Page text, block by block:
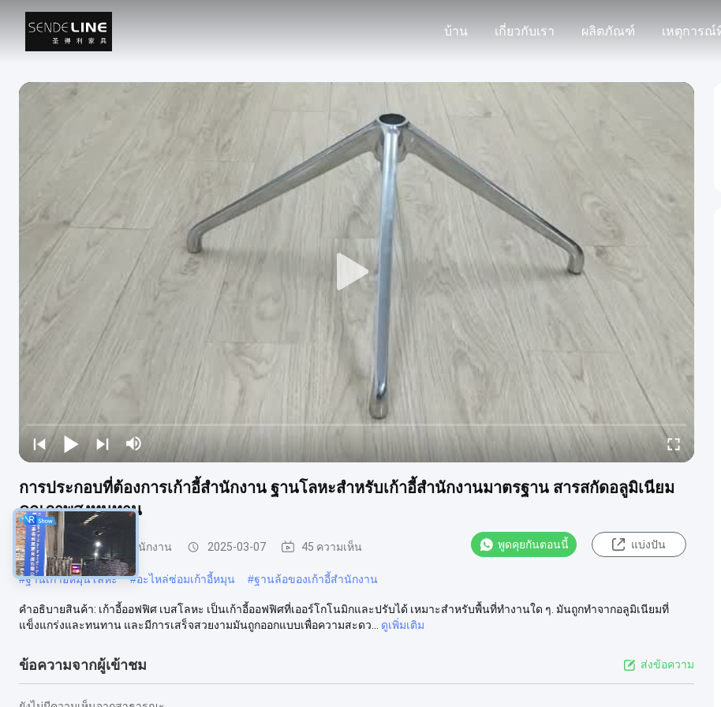
บ้าน เกี่ยวกับเรา ผลิตภัณฑ์
การประกอบที่ต้องการเก้าอี้สํานักงาน ฐานโลหะสําหรับเก้าอี้สํานักงานมาตรฐาน สารสกัดอลูมิเนียม
คุณภาพสูงทนทาน
ฐานโลหะของเก้าอี้สํานักงาน 2025-03-07 45 ความเห็น พูดคุยกันตอนนี้ แบ่งปัน
#ฐานเก้าอี้หมุนโลหะ #อะไหล่ซ่อมเก้าอี้หมุน #ฐานล้อของเก้าอี้สํานักงาน
คําอธิบายสินค้า: เก้าอี้ออฟฟิศ เบสโลหะ เป็นเก้าอี้ออฟฟิศที่เออร์โกโนมิกและปรับได้ เหมาะสําหรับพื้นที่ทํางานใด ๆ. มันถูกทําจากอลูมิเนียมที่
แข็งแกร่งและทนทาน และมีการเสร็จสวยงามมันถูกออกแบบเพื่อความสะดว...
ดูเพิ่มเติม
ข้อความจากผู้เข้าชม ส่งข้อความ